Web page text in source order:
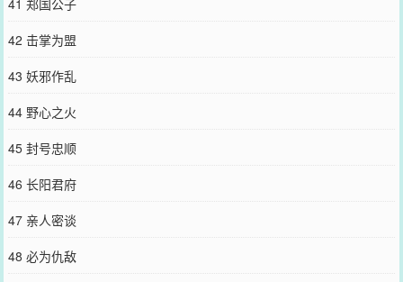
41 郑国公子
42 击掌为盟
43 妖邪作乱
44 野心之火
45 封号忠顺
46 长阳君府
47 亲人密谈
48 必为仇敌